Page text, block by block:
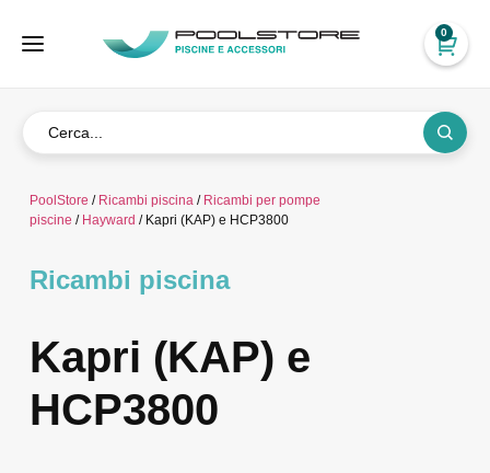
0
PoolStore / Ricambi piscina/ Ricambi per pompe
piscine / Hayward / Kapri (KAP) e HCP3800
Ricambi piscina
Kapri (KAP) e
HCP3800